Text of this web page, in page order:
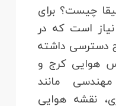
چیست؟ برای
است که در
دسترسی داشته
هوایی کرج و
مانند
نقشه هوایی